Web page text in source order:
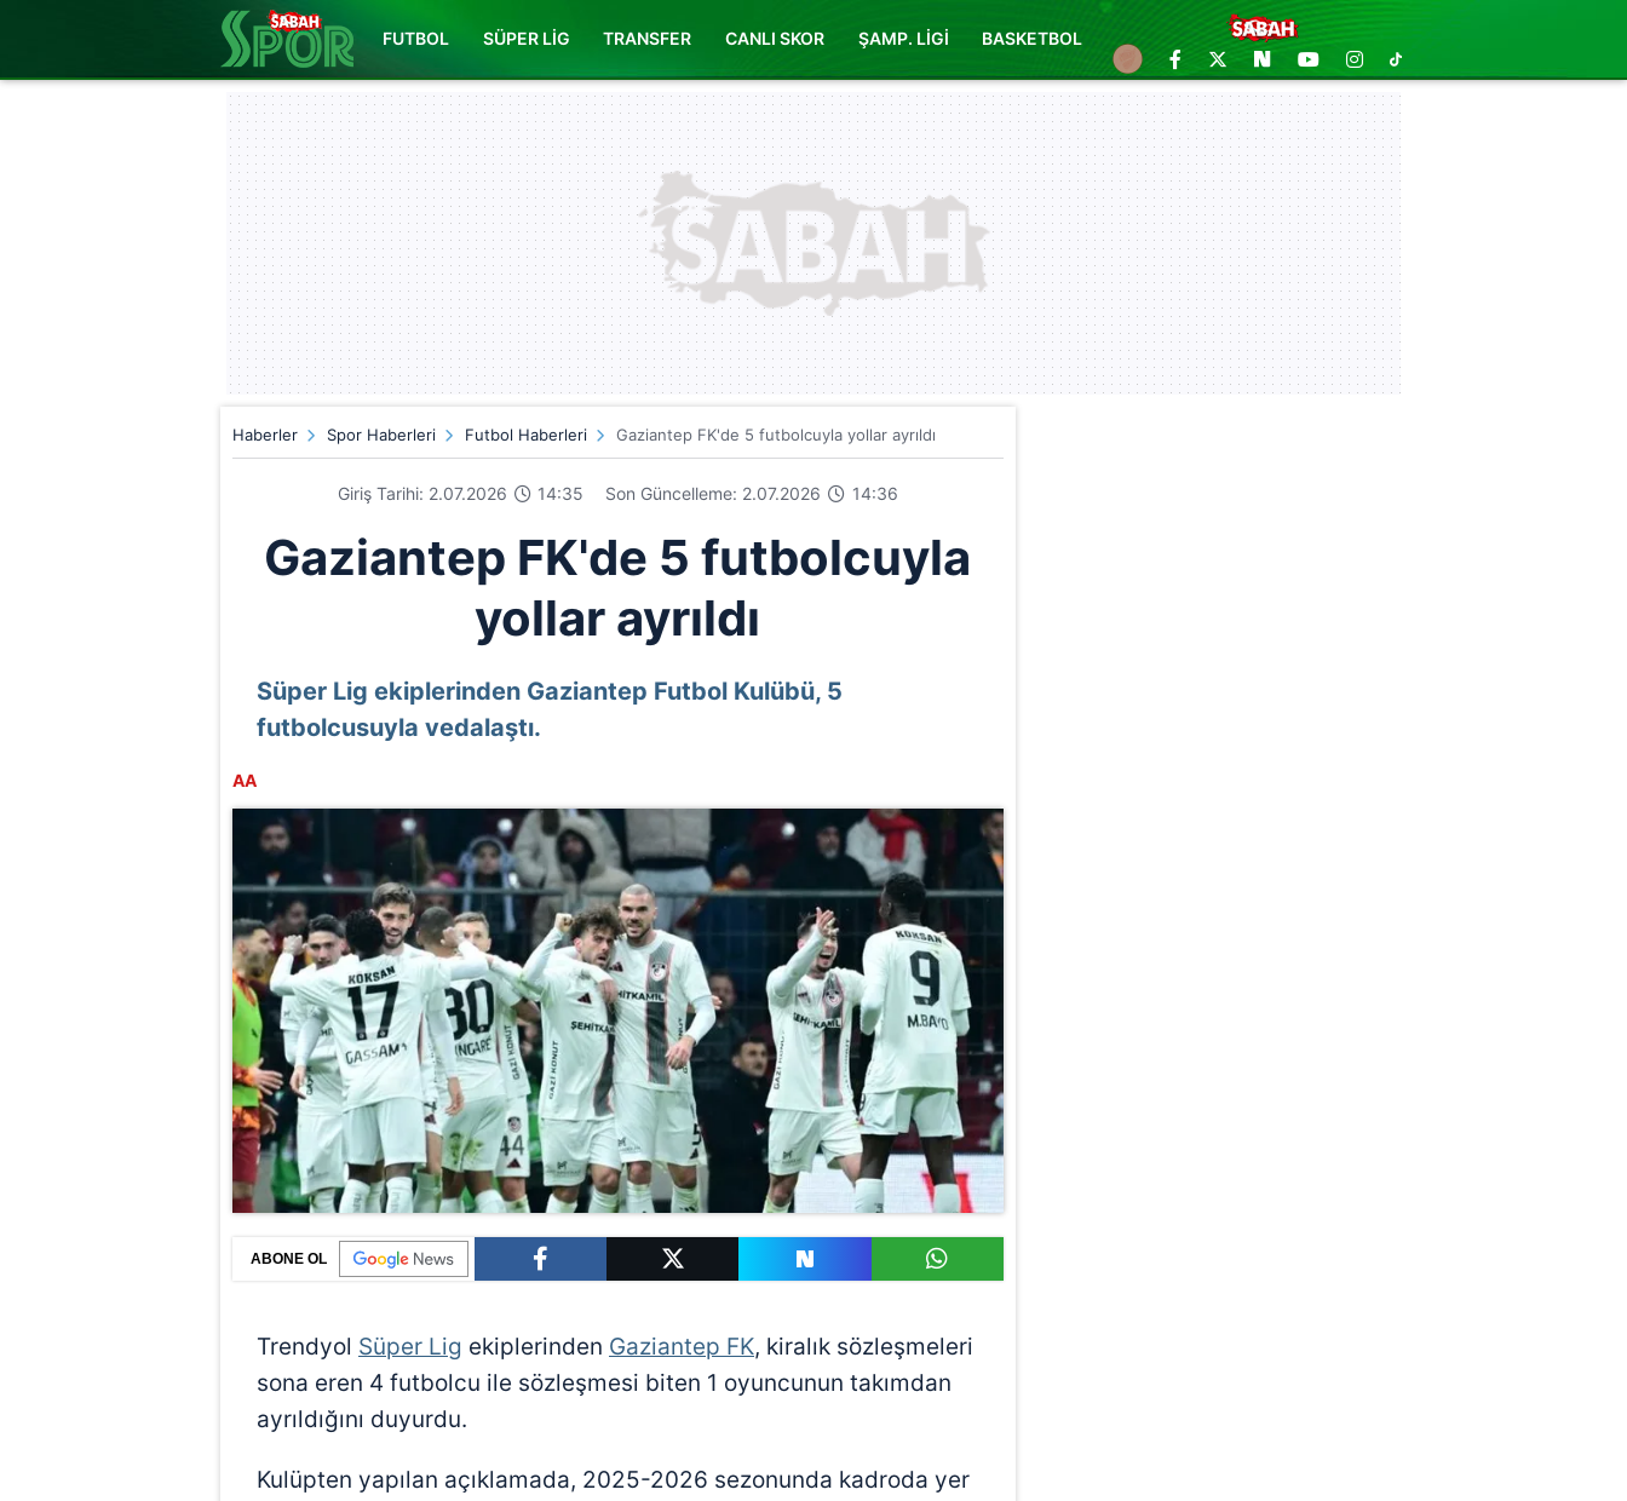
FUTBOL SÜPER LİG TRANSFER CANLI SKOR ŞAMP. LİGİ BASKETBOL
Haberler Spor Haberleri Futbol Haberleri Gaziantep FK'de 5 futbolcuyla yollar ayrıldı
Giriş Tarihi: 2.07.2026 14:35 Son Güncelleme: 2.07.2026 14:36
Gaziantep FK'de 5 futbolcuyla
yollar ayrıldı
Süper Lig ekiplerinden Gaziantep Futbol Kulübü, 5
futbolcusuyla vedalaştı.
AA
ABONE OL
Trendyol Süper Lig ekiplerinden Gaziantep FK, kiralık sözleşmeleri
sona eren 4 futbolcu ile sözleşmesi biten 1 oyuncunun takımdan
ayrıldığını duyurdu.
Kulüpten yapılan açıklamada, 2025-2026 sezonunda kadroda yer